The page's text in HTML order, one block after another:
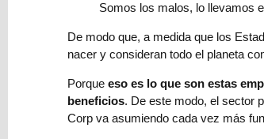
Tratamiento
datos
Somos los malos, lo llevamos
De modo que, a medida que los
nacer y consideran todo el planeta
Porqueeso es lo que son estas
beneficios. De este modo, el sector
Corp va asumiendo cada vez más